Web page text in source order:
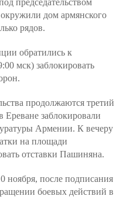
председательством
дом армянского
рядов.
обратились к
мск) заблокировать
продолжаются третий
Ереване заблокировали
Армении. К вечеру
на площади
отставки Пашиняна.
ноября, после подписания
боевых действий в